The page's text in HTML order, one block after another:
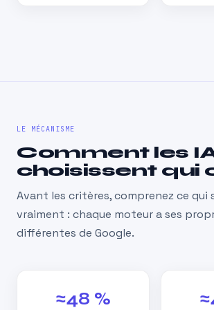
LE MÉCANISME
Comment les
choisissent qui
Avant les critères, comprenez ce qui
vraiment : chaque moteur a ses
différentes de Google.
≈48 %